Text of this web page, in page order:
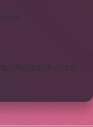
Bırak
https://hardshell.com.tr